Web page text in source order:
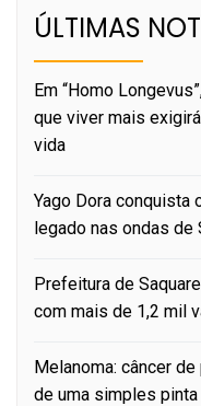
ÚLTIMAS
Em “Homo
que viver mais
vida
Yago Dora conquista
legado nas ondas de
Prefeitura de
com mais de 1,2 mil
Melanoma: câncer
de uma simples